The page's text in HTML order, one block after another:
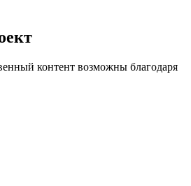
контент возможны благодаря